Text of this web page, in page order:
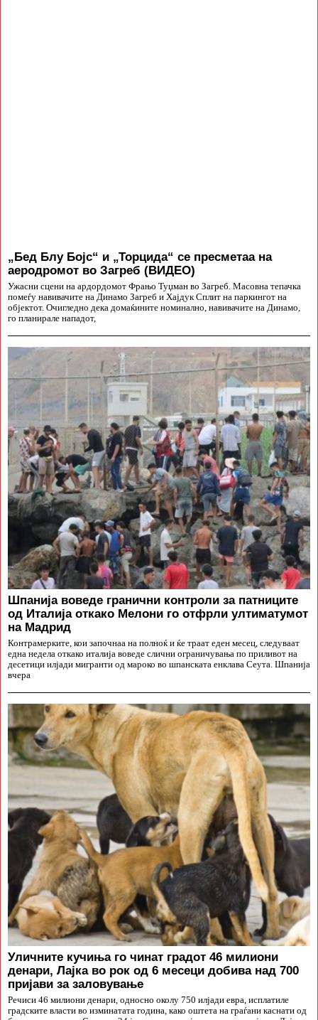
„Бед Блу Бојс“ и „Торцида“ се пресметаа на
аеродромот во Загреб (ВИДЕО)
Ужасни сцени на ардордомот Фрањо Туџман во Загреб. Масовна тепачка
помеѓу навивачите на Динамо Загреб и Хајдук Сплит на паркингот на
објектот. Очигледно дека домаќините номинално, навивачите на Динамо,
го планирале нападот,
Шпанија воведе гранични контроли за патниците
од Италија откако Мелони го отфрли ултиматумот
на Мадрид
Контрамерките, кои започнаа на полноќ и ќе траат еден месец, следуваат
една недела откако италија воведе слични ограничувања по приливот на
десетици илјади мигранти од мароко во шпанската енклава Сеута. Шпанија
вчера
Уличните кучиња го чинат градот 46 милиони
денари, Лајка во рок од 6 месеци добива над 700
пријави за заловување
Речиси 46 милиони денари, односно околу 750 илјади евра, исплатиле
градските власти во изминатата година, како оштета на граѓани каснати од